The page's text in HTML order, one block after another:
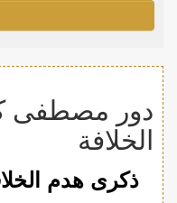
دور مصطفى
الخلافة